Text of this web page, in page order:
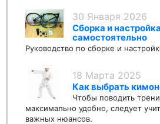
30 Января 2026
Сборка и
самостоятельно
Руководство по сборке и
18 Марта 2025
Как выбрать
Чтобы поводить
максимально удобно, следует
важных нюансов.